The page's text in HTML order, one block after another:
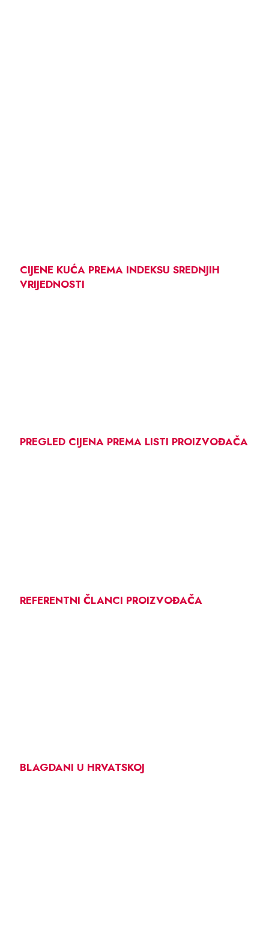
CIJENE KUĆA PREMA INDEKSU SREDNJIH
VRIJEDNOSTI
PREGLED CIJENA PREMA LISTI PROIZVOĐAČA
REFERENTNI ČLANCI PROIZVOĐAČA
BLAGDANI U HRVATSKOJ